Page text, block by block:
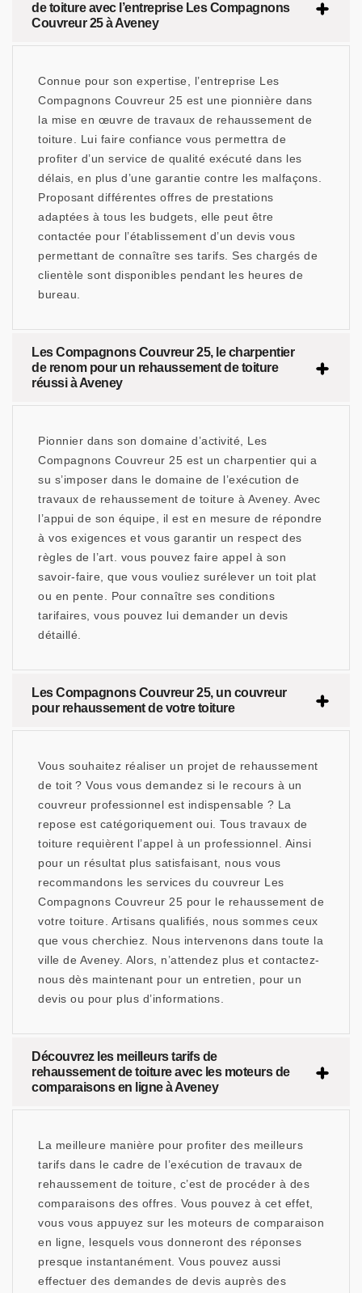
de toiture avec l’entreprise Les Compagnons
Couvreur 25 à Aveney
Connue pour son expertise, l’entreprise Les
Compagnons Couvreur 25 est une pionnière dans
la mise en œuvre de travaux de rehaussement de
toiture. Lui faire confiance vous permettra de
profiter d’un service de qualité exécuté dans les
délais, en plus d’une garantie contre les malfaçons.
Proposant différentes offres de prestations
adaptées à tous les budgets, elle peut être
contactée pour l’établissement d’un devis vous
permettant de connaître ses tarifs. Ses chargés de
clientèle sont disponibles pendant les heures de
bureau.
Les Compagnons Couvreur 25, le charpentier
de renom pour un rehaussement de toiture
réussi à Aveney
Pionnier dans son domaine d’activité, Les
Compagnons Couvreur 25 est un charpentier qui a
su s’imposer dans le domaine de l’exécution de
travaux de rehaussement de toiture à Aveney. Avec
l’appui de son équipe, il est en mesure de répondre
à vos exigences et vous garantir un respect des
règles de l’art. vous pouvez faire appel à son
savoir-faire, que vous vouliez surélever un toit plat
ou en pente. Pour connaître ses conditions
tarifaires, vous pouvez lui demander un devis
détaillé.
Les Compagnons Couvreur 25, un couvreur
pour rehaussement de votre toiture
Vous souhaitez réaliser un projet de rehaussement
de toit ? Vous vous demandez si le recours à un
couvreur professionnel est indispensable ? La
repose est catégoriquement oui. Tous travaux de
toiture requièrent l’appel à un professionnel. Ainsi
pour un résultat plus satisfaisant, nous vous
recommandons les services du couvreur Les
Compagnons Couvreur 25 pour le rehaussement de
votre toiture. Artisans qualifiés, nous sommes ceux
que vous cherchiez. Nous intervenons dans toute la
ville de Aveney. Alors, n’attendez plus et contactez-
nous dès maintenant pour un entretien, pour un
devis ou pour plus d’informations.
Découvrez les meilleurs tarifs de
rehaussement de toiture avec les moteurs de
comparaisons en ligne à Aveney
La meilleure manière pour profiter des meilleurs
tarifs dans le cadre de l’exécution de travaux de
rehaussement de toiture, c’est de procéder à des
comparaisons des offres. Vous pouvez à cet effet,
vous vous appuyez sur les moteurs de comparaison
en ligne, lesquels vous donneront des réponses
presque instantanément. Vous pouvez aussi
effectuer des demandes de devis auprès des